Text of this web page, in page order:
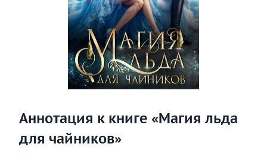
Аннотация к книге «Магия льда
для чайников»